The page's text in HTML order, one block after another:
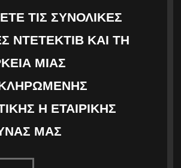
ΤΙΣ ΣΥΝΟΛΙΚΈΣ
ΝΤΕΤΈΚΤΙΒ ΚΑΙ ΤΗ
ΜΙΑΣ
Η ΕΤΑΙΡΙΚΉΣ
ΜΑΣ